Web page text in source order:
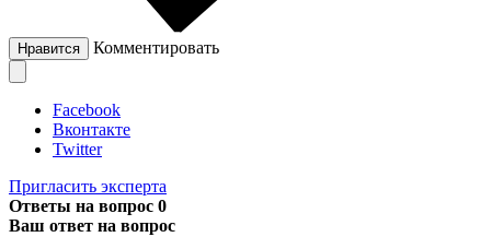
Нравится Комментировать
Facebook
Вконтакте
Twitter
Пригласить эксперта
Ответы на вопрос 0
Ваш ответ на вопрос